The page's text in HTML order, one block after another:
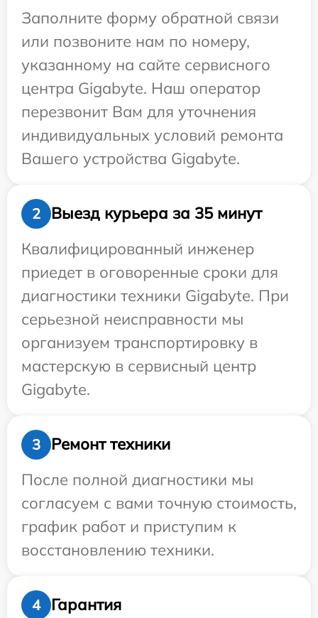
Заполните форму обратной связи
или позвоните нам по номеру,
указанному на сайте сервисного
центра Gigabyte. Наш оператор
перезвонит Вам для уточнения
индивидуальных условий ремонта
Вашего устройства Gigabyte.
2
Выезд курьера за 35 минут
Квалифицированный инженер
приедет в оговоренные сроки для
диагностики техники Gigabyte. При
серьезной неисправности мы
организуем транспортировку в
мастерскую в сервисный центр
Gigabyte.
3
Ремонт техники
После полной диагностики мы
согласуем с вами точную стоимость,
график работ и приступим к
восстановлению техники.
4 Гарантия